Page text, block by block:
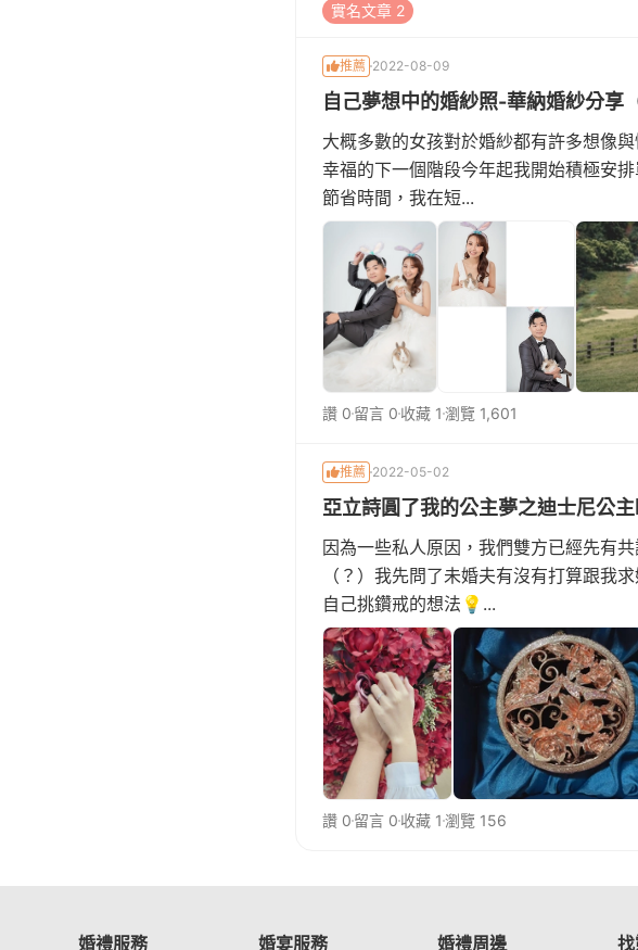
實名文章 2
推薦 2022-08-09
自己夢想中的婚紗照-華納婚紗分享
大概多數的女孩對於婚紗都有許多想像
幸福的下一個階段今年起我開始積極安
節省時間，我在短...
讚 0 留言 0 收藏 1 瀏覽 1,601
推薦 2022-05-02
亞立詩圓了我的公主夢之迪士尼公
因為一些私人原因，我們雙方已經先有
（？）我先問了未婚夫有沒有打算跟我
自己挑鑽戒的想法💡...
讚 0 留言 0 收藏 1 瀏覽 156
婚禮服務 婚宴服務 婚禮周邊